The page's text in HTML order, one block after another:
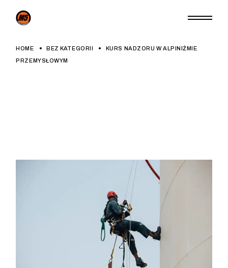
HOME BEZ KATEGORII
KURS NADZORU W ALPINIŹMIE
PRZEMYSŁOWYM